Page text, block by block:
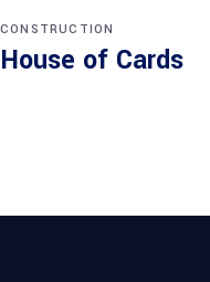
CONSTRUCTION
House of Cards